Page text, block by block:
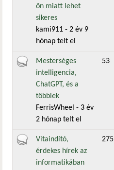
ön miatt lehet
sikeres
kami911 - 2 év 9
hónap telt el
Aktív témaMesterséges
intelligencia,
ChatGPT, és a
többiek
FerrisWheel - 3 év
2 hónap telt el
53
Aktív témaVitaindító,
érdekes hírek az
informatikában
275